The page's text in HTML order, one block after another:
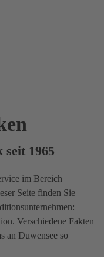
1965
im Bereich
Seite finden Sie
Verschiedene Fakten
an Duwensee so